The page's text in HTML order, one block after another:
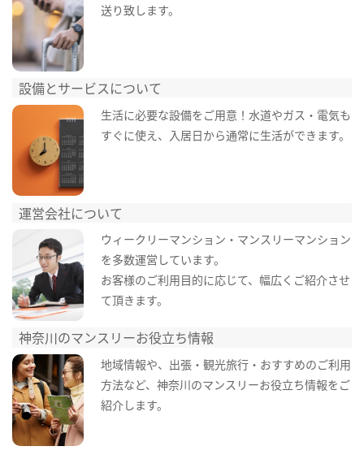
送り致します。
設備とサービスについて
生活に必要な設備をご用意！水道やガス・電気も
すぐに使え、入居日から通常に生活ができます。
運営会社について
ウィークリーマンション・マンスリーマンション
を多数運営しています。
お客様のご利用目的に応じて、幅広くご紹介させ
て頂きます。
神奈川のマンスリーお役立ち情報
地域情報や、出張・観光旅行・おすすめのご利用
方法など、神奈川のマンスリーお役立ち情報をご
紹介します。